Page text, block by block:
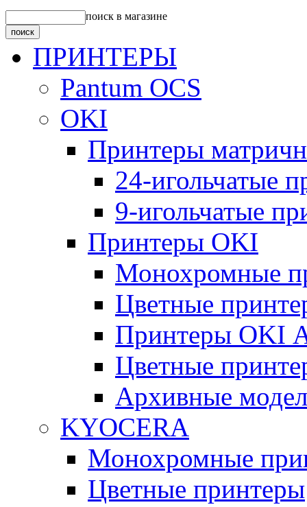
поиск в магазине
ПРИНТЕРЫ
Pantum OCS
OKI
Принтеры
24-игольчатые
9-игольчатые
Принтеры OKI
Монохромные
Цветные
Принтеры OKI
Цветные
Архивные
KYOCERA
Монохромные
Цветные принтеры